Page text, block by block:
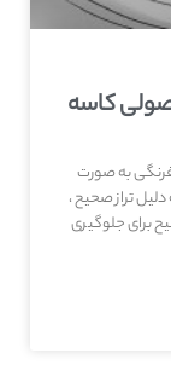
کاسه
به صورت
تراز صحیح ،
برای جلوگیری